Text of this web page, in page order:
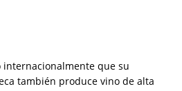
internacionalmente que su
también produce vino de alta